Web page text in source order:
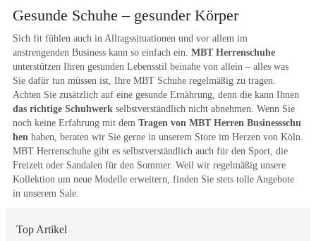
Gesunde Schuhe – gesunder Körper
Sich fit fühlen auch in Alltagssituationen und vor allem im
anstrengenden Business kann so einfach ein. MBT Herrenschuhe
unterstützen Ihren gesunden Lebensstil beinahe von allein – alles was
Sie dafür tun müssen ist, Ihre MBT Schuhe regelmäßig zu tragen.
Achten Sie zusätzlich auf eine gesunde Ernährung, denn die kann Ihnen
das richtige Schuhwerk selbstverständlich nicht abnehmen. Wenn Sie
noch keine Erfahrung mit dem Tragen von MBT Herren Businessschu
hen haben, beraten wir Sie gerne in unserem Store im Herzen von Köln.
MBT Herrenschuhe gibt es selbstverständlich auch für den Sport, die
Freizeit oder Sandalen für den Sommer. Weil wir regelmäßig unsere
Kollektion um neue Modelle erweitern, finden Sie stets tolle Angebote
in unserem Sale.
Top Artikel